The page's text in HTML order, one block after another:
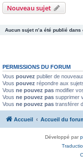
Nouveau sujet
Aucun sujet n’a été publié dans
PERMISSIONS DU FORUM
Vous pouvez publier de
Vous pouvez répondre aux
Vous ne pouvez pas modifier
Vous ne pouvez pas supprimer
Vous ne pouvez pas transférer
Accueil Accueil du
Développé par